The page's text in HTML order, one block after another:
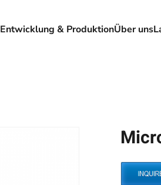
Entwicklung & ProduktionÜber uns